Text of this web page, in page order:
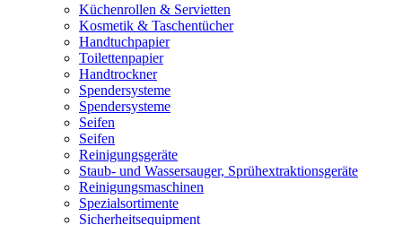
Küchenrollen & Servietten
Kosmetik & Taschentücher
Handtuchpapier
Toilettenpapier
Handtrockner
Spendersysteme
Spendersysteme
Seifen
Seifen
Reinigungsgeräte
Staub- und Wassersauger, Sprühextraktionsgeräte
Reinigungsmaschinen
Spezialsortimente
Sicherheitsequipment